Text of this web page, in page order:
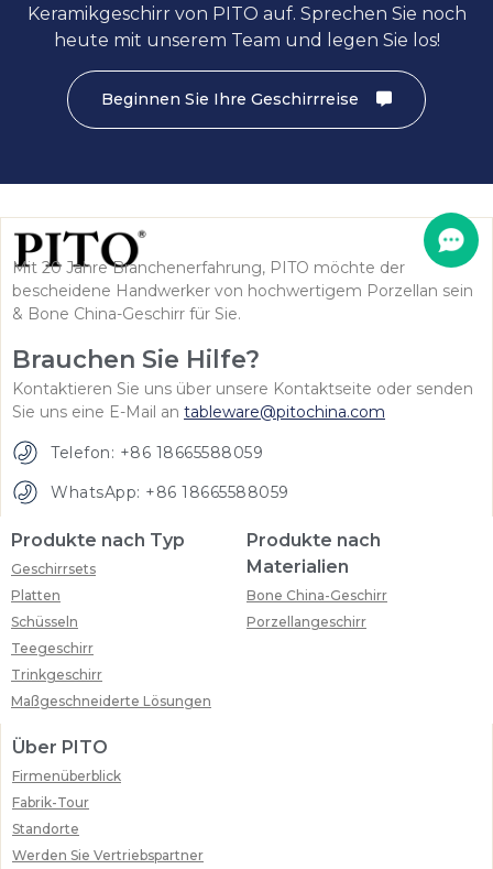
Keramikgeschirr von PITO auf. Sprechen Sie noch
heute mit unserem Team und legen Sie los!
Beginnen Sie Ihre Geschirrreise
Mit 20 Jahre Branchenerfahrung, PITO möchte der
bescheidene Handwerker von hochwertigem Porzellan sein
& Bone China-Geschirr für Sie.
Brauchen Sie Hilfe?
Kontaktieren Sie uns über unsere Kontaktseite oder senden
Sie uns eine E-Mail an tableware@pitochina.com
Telefon: +86 18665588059
WhatsApp: +86 18665588059
Produkte nach Typ
Geschirrsets
Platten
Schüsseln
Teegeschirr
Trinkgeschirr
Maßgeschneiderte Lösungen
Produkte nach
Materialien
Bone China-Geschirr
Porzellangeschirr
Über PITO
Firmenüberblick
Fabrik-Tour
Standorte
Werden Sie Vertriebspartner